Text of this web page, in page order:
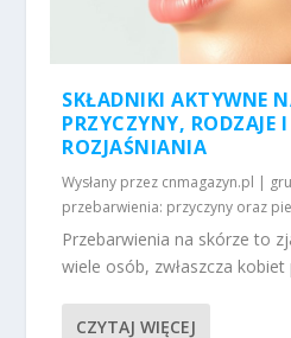
SKŁADNIKI AKTYWNE
PRZYCZYNY, RODZAJE
ROZJAŚNIANIA
Wysłany przez cnmagazyn.pl |
przebarwienia: przyczyny oraz
Przebarwienia na skórze to
wiele osób, zwłaszcza kobiet
CZYTAJ WIĘCEJ